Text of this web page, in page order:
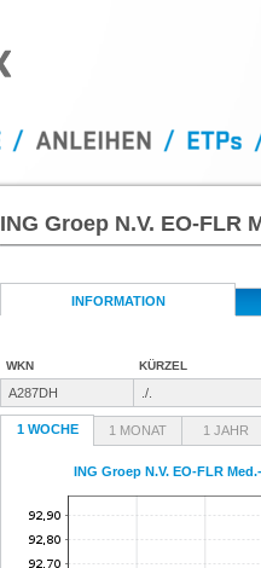
ING Groep N.V. EO-FLR
INFORMATION
WKN KÜRZEL
A287DH ./.
1 WOCHE 1 MONAT 1 JAHR
ING Groep N.V. EO-FLR